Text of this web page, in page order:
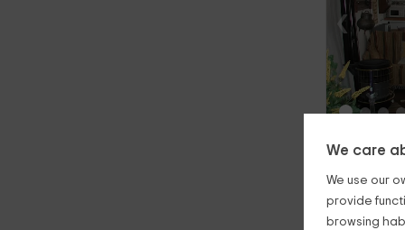
We care
We use our
provide
browsing
‹